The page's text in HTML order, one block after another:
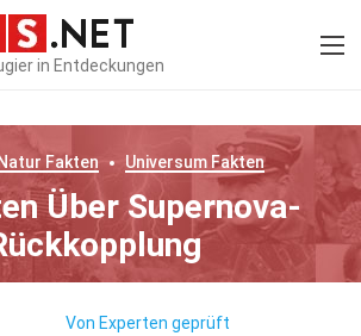
in Entdeckungen
Natur Fakten Universum Fakten
Über Supernova-
Von Experten geprüft